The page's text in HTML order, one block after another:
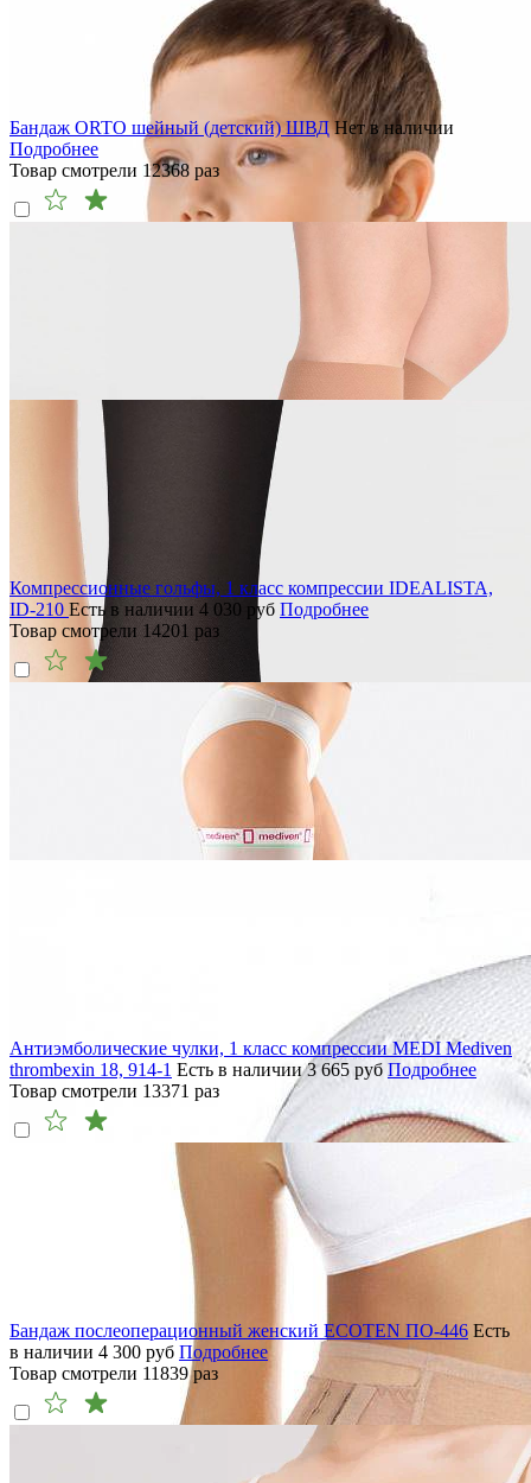
Бандаж ORTO шейный (детский) ШВД Нет в наличии
Подробнее
Товар смотрели 12368 раз
Компрессионные гольфы, 1 класс компрессии IDEALISTA,
ID-210 Есть в наличии 4 030 руб Подробнее
Товар смотрели 14201 раз
Антиэмболические чулки, 1 класс компрессии MEDI Mediven
thrombexin 18, 914-1 Есть в наличии 3 665 руб Подробнее
Товар смотрели 13371 раз
Бандаж послеоперационный женский ECOTEN ПО-446 Есть
в наличии 4 300 руб Подробнее
Товар смотрели 11839раз